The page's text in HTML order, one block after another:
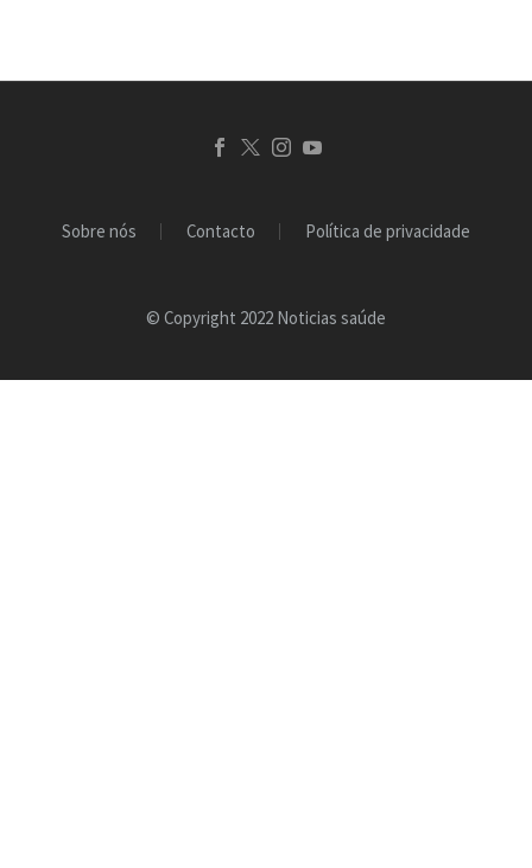
Sobre nós Contacto Política de privacidade
© Copyright 2022 Noticias saúde